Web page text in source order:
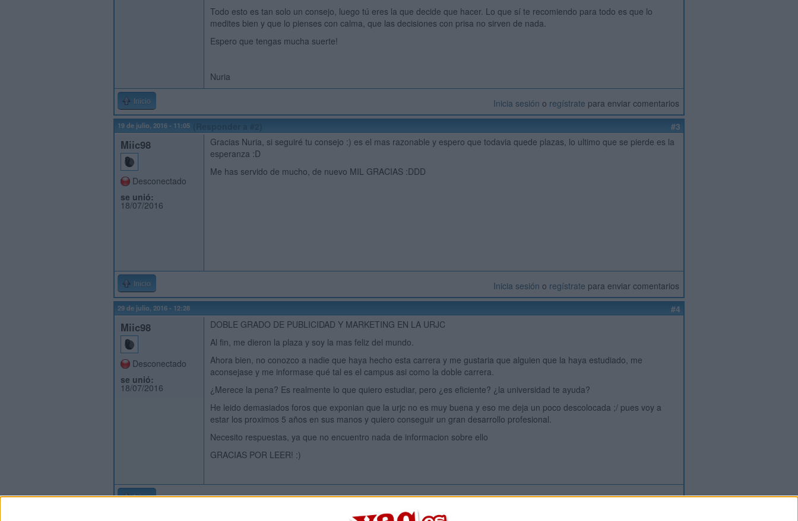
Todo esto es tan solo un consejo, luego tú eres la que decide que hacer. Lo que sí te recomiendo para todo es que lo
medites bien y que lo pienses con calma, que las decisiones con prisa no sirven de nada.
Espero que tengas mucha suerte!
Nuria
Inicio Inicia sesión o regístrate para enviar comentarios
19 de julio, 2016 - 11:05 #3
Miic98
Desconectado
se unió:
18/07/2016
Gracias Nuria, si seguiré tu consejo :) es el mas razonable y espero que todavia quede plazas, lo ultimo que se pierde es la
esperanza :D
Me has servido de mucho, de nuevo MIL GRACIAS :DDD
Inicio Inicia sesión o regístrate para enviar comentarios
29 de julio, 2016 - 12:28 #4
Miic98
Desconectado
se unió:
18/07/2016
DOBLE GRADO DE PUBLICIDAD Y MARKETING EN LA URJC
Al fin, me dieron la plaza y soy la mas feliz del mundo.
Ahora bien, no conozco a nadie que haya hecho esta carrera y me gustaria que alguien que la haya estudiado, me
aconsejase y me informase qué tal es el campus asi como la doble carrera.
¿Merece la pena? Es realmente lo que quiero estudiar, pero ¿es eficiente? ¿la universidad te ayuda?
He leido demasiados foros que exponian que la urjc no es muy buena y eso me deja un poco descolocada ;/ pues voy a
estar los proximos 5 años en sus manos y quiero conseguir un gran desarrollo profesional.
Necesito respuestas, ya que no encuentro nada de informacion sobre ello
GRACIAS POR LEER! :)
Inicio Inicia sesiónoregístratepara enviar comentarios